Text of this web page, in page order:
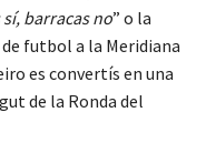
sí, barracas no” o la
futbol a la Meridiana
es convertís en una
de la Ronda del